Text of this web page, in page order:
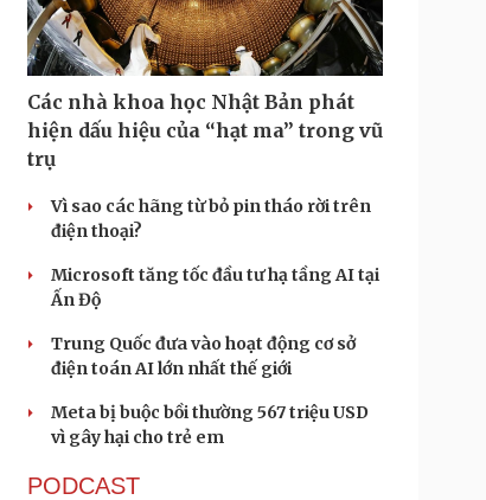
Các nhà khoa học Nhật Bản phát
hiện dấu hiệu của “hạt ma” trong vũ
trụ
Vì sao các hãng từ bỏ pin tháo rời trên
điện thoại?
Microsoft tăng tốc đầu tư hạ tầng AI tại
Ấn Độ
Trung Quốc đưa vào hoạt động cơ sở
điện toán AI lớn nhất thế giới
Meta bị buộc bồi thường 567 triệu USD
vì gây hại cho trẻ em
PODCAST